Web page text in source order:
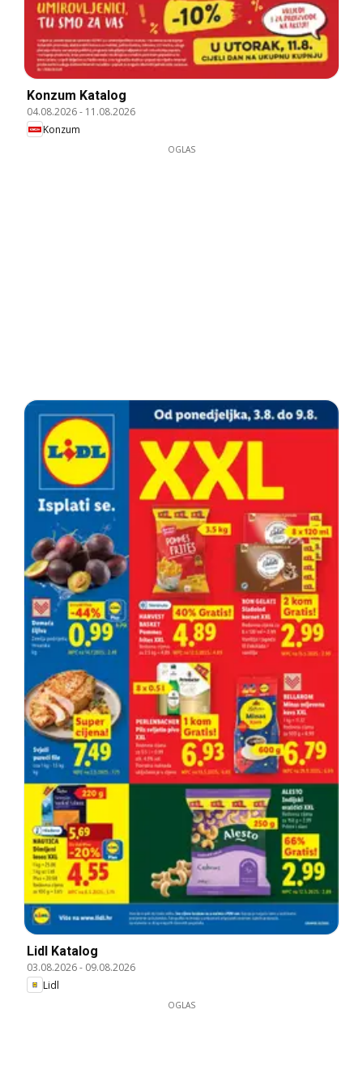
Konzum Katalog
04.08.2026- 11.08.2026
Konzum
OGLAS
Lidl Katalog
03.08.2026- 09.08.2026
Lidl
OGLAS